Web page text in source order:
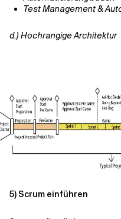
Test Management &
d.) Hochrangige Architektur
5)Scrum einführen